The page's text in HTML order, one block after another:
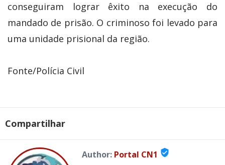
conseguiram lograr êxito na execução do
mandado de prisão. O criminoso foi levado para
uma unidade prisional da região.
Fonte/Polícia Civil
Compartilhar
Author: Portal CN1 verified_user